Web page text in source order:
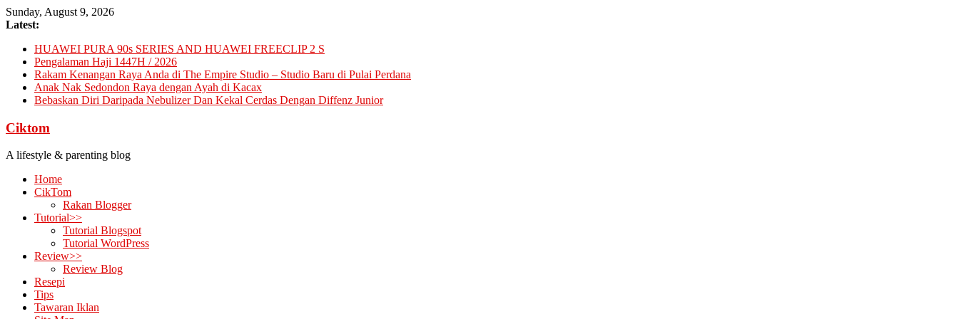
Skip
to
Sunday, August 9, 2026
Latest:
HUAWEI PURA 90s SERIES AND HUAWEI FREECLIP 2 S
Pengalaman Haji 1447H / 2026
Rakam Kenangan Raya Anda di The Empire Studio – Studio Baru di Pulai Perdana
Anak Nak Sedondon Raya dengan Ayah di Kacax
Bebaskan Diri Daripada Nebulizer Dan Kekal Cerdas Dengan Diffenz Junior
Ciktom
A lifestyle & parenting blog
Home
CikTom
Rakan Blogger
Tutorial>>
Tutorial Blogspot
Tutorial WordPress
Review>>
Review Blog
Resepi
Tips
Tawaran Iklan